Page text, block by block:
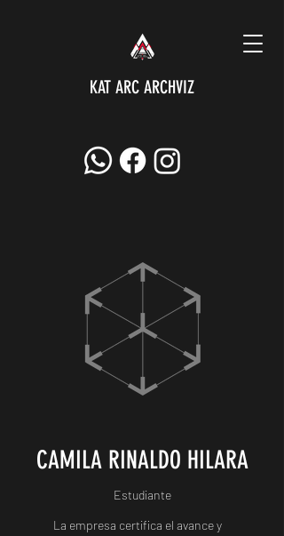
KAT ARC ARCHVIZ
CAMILA RINALDO HILARA
Estudiante
La empresa certifica el avance y